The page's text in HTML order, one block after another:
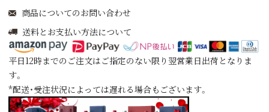
商品についてのお問い合わせ
送料とお支払い方法について
平日12時までのご注文はご指定のない限り翌営業日出荷となりま
す。
*配送・受注状況によっては遅れる場合もございます。